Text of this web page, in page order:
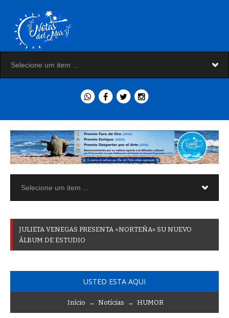
JULIETA VENEGAS PRESENTA «NORTEÑA» SU NUEVO
ÁLBUM DE ESTUDIO
USTED ESTA AQUI
Início → Notícias → HUMOR